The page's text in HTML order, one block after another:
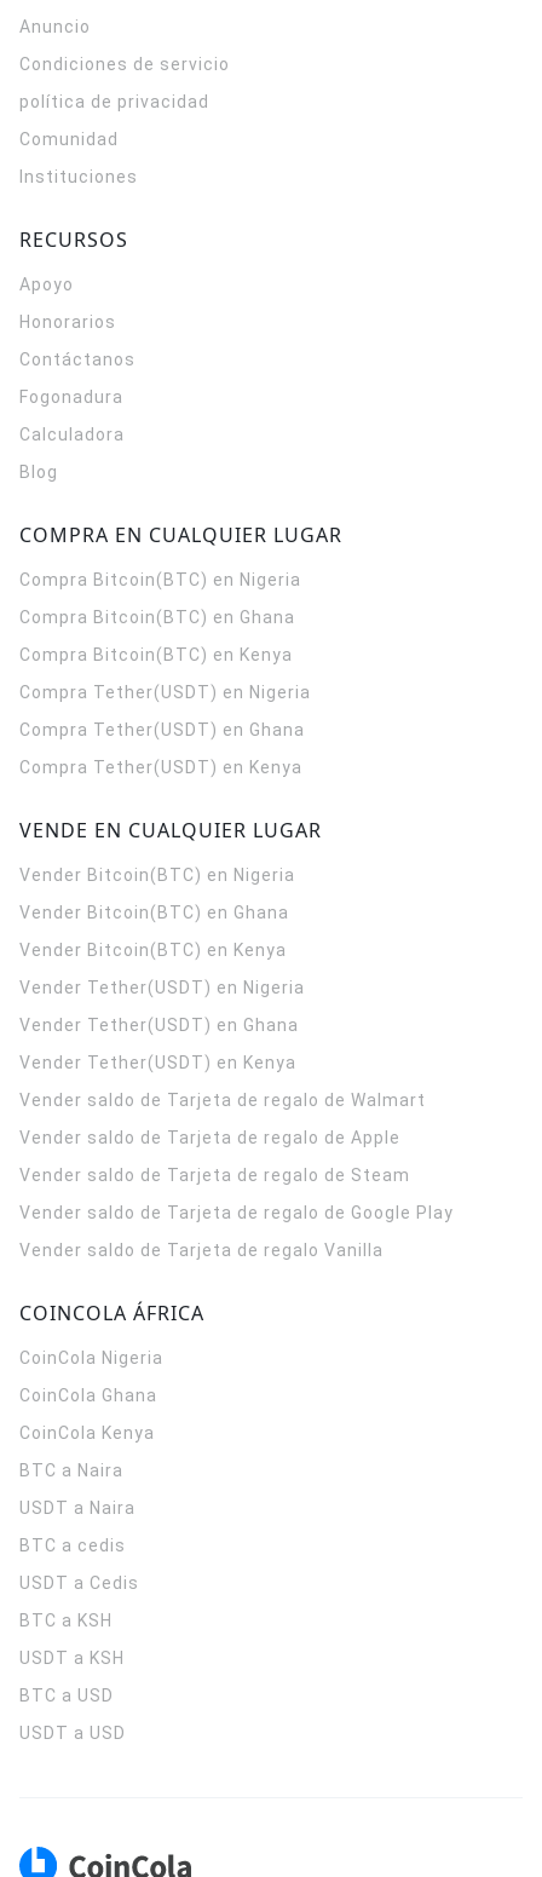
Anuncio
Condiciones de servicio
política de privacidad
Comunidad
Instituciones
RECURSOS
Apoyo
Honorarios
Contáctanos
Fogonadura
Calculadora
Blog
COMPRA EN CUALQUIER LUGAR
Compra Bitcoin(BTC) en Nigeria
Compra Bitcoin(BTC) en Ghana
Compra Bitcoin(BTC) en Kenya
Compra Tether(USDT) en Nigeria
Compra Tether(USDT) en Ghana
Compra Tether(USDT) en Kenya
VENDE EN CUALQUIER LUGAR
Vender Bitcoin(BTC) en Nigeria
Vender Bitcoin(BTC) en Ghana
Vender Bitcoin(BTC) en Kenya
Vender Tether(USDT) en Nigeria
Vender Tether(USDT) en Ghana
Vender Tether(USDT) en Kenya
Vender saldo de Tarjeta de regalo de Walmart
Vender saldo de Tarjeta de regalo de Apple
Vender saldo de Tarjeta de regalo de Steam
Vender saldo de Tarjeta de regalo de Google Play
Vender saldo de Tarjeta de regalo Vanilla
COINCOLA ÁFRICA
CoinCola Nigeria
CoinCola Ghana
CoinCola Kenya
BTC a Naira
USDT a Naira
BTC a cedis
USDT a Cedis
BTC a KSH
USDT a KSH
BTC a USD
USDT a USD